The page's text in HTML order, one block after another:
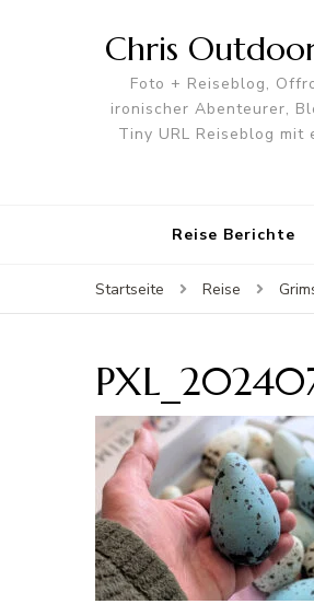
Chris
Foto + Reiseblog,
ironischer Abenteurer,
Tiny URL Reiseblog
Reise Berichte
Startseite Reise